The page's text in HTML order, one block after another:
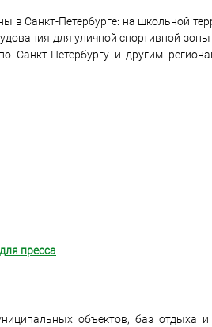
в Санкт-Петербурге: на школьной
для уличной спортивной
Санкт-Петербургу и другим
пресса
объектов, баз отдыха